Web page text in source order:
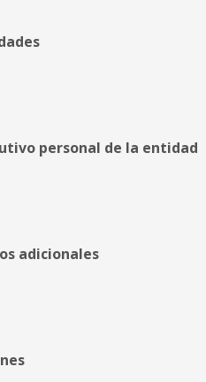
personal de la entidad
adicionales